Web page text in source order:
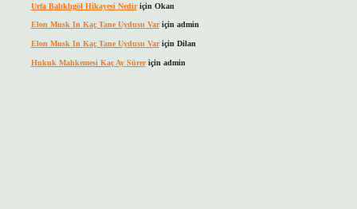
Urfa Balıklıgöl Hikayesi Nediriçin Okan
Elon Musk In Kaç Tane Uydusu Variçin admin
Elon Musk In Kaç Tane Uydusu Variçin Dilan
Hukuk Mahkemesi Kaç Ay Süreriçin admin